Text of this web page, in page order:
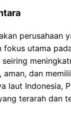
perusahaan
fokus utama
dan
laut Indonesia,
terarah dan